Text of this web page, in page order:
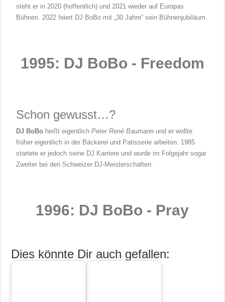
steht er in 2020 (hoffentlich) und 2021 wieder auf Europas
Bühnen. 2022 feiert DJ BoBo mit „30 Jahre“ sein Bühnenjubiläum.
1995: DJ BoBo - Freedom
Schon gewusst…?
DJ BoBo heißt eigentlich Peter René Baumann und er wollte
früher eigentlich in der Bäckerei und Patisserie arbeiten. 1985
startete er jedoch seine DJ Karriere und wurde im Folgejahr sogar
Zweiter bei den Schweizer DJ-Meisterschaften.
1996: DJ BoBo - Pray
Dies könnte Dir auch gefallen: